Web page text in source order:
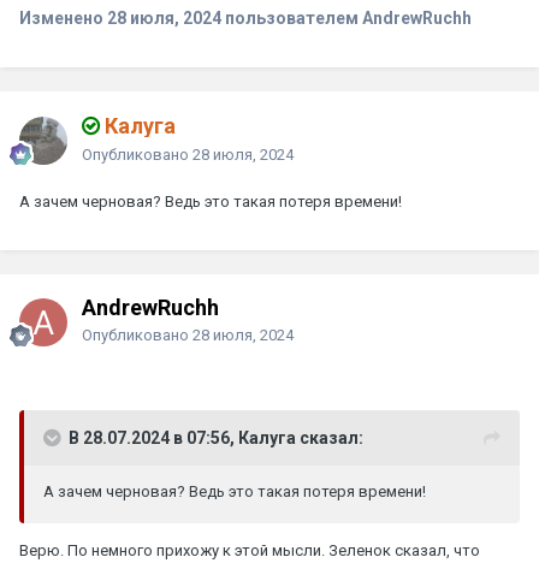
Изменено 28 июля, 2024 пользователем AndrewRuchh
Калуга
Опубликовано 28 июля, 2024
А зачем черновая? Ведь это такая потеря времени!
AndrewRuchh
Опубликовано 28 июля, 2024
В 28.07.2024 в 07:56, Калуга сказал:
А зачем черновая? Ведь это такая потеря времени!
Верю. По немного прихожу к этой мысли. Зеленок сказал, что